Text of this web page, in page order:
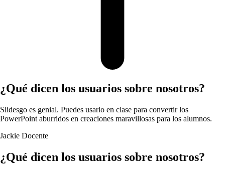
¿Qué dicen los usuarios sobre nosotros?
Slidesgo es genial. Puedes usarlo en clase para convertir los
PowerPoint aburridos en creaciones maravillosas para los alumnos.
Jackie Docente
¿Qué dicen los usuarios sobre nosotros?